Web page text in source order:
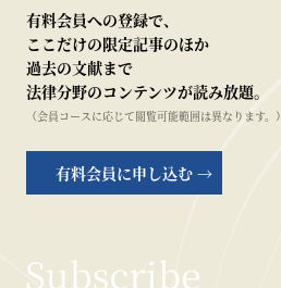
有料会員への登録で、
ここだけの限定記事のほか
過去の文献まで
法律分野のコンテンツが読み放題。
（会員コースに応じて閲覧可能範囲は異なります。）
有料会員に申し込む →